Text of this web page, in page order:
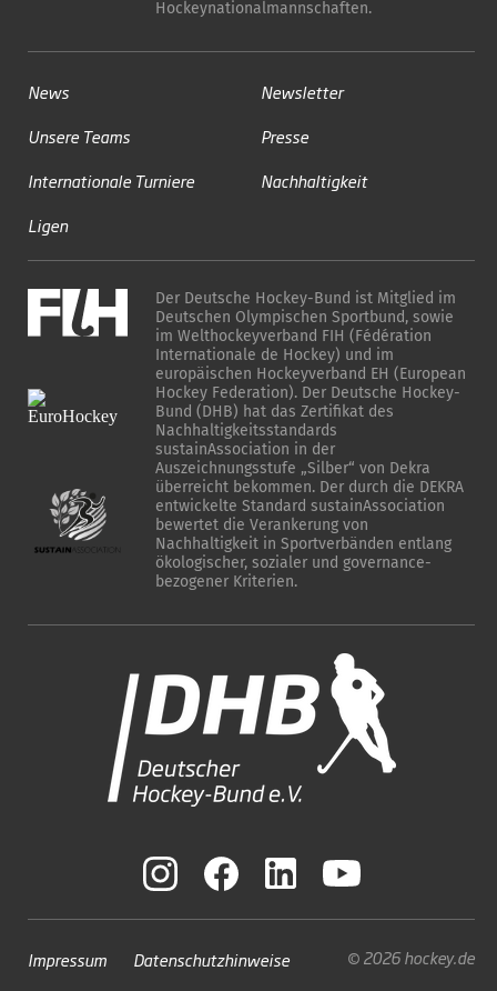
Hockeynationalmannschaften.
News
Unsere Teams
Internationale Turniere
Ligen
Newsletter
Presse
Nachhaltigkeit
Der Deutsche Hockey-Bund ist Mitglied im
Deutschen Olympischen Sportbund, sowie
im Welthockeyverband FIH (Fédération
Internationale de Hockey) und im
europäischen Hockeyverband EH (European
Hockey Federation). Der Deutsche Hockey-
Bund (DHB) hat das Zertifikat des
Nachhaltigkeitsstandards
sustainAssociation in der
Auszeichnungsstufe „Silber“ von Dekra
überreicht bekommen. Der durch die DEKRA
entwickelte Standard sustainAssociation
bewertet die Verankerung von
Nachhaltigkeit in Sportverbänden entlang
ökologischer, sozialer und governance-
bezogener Kriterien.
Impressum Datenschutzhinweise © 2026 hockey.de